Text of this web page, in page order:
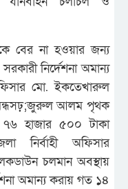
বের না হওয়ার জন্য
সরকারী নির্দেশনা অমান্য
মো. ইকতেখারুল
মন্ধসঢ়;জুরুল আলম পৃথক
৭৬ হাজার ৫০০ টাকা
নির্বাহী অফিসার
চলমান অবস্থায়
অমান্য করায় গত ১৪